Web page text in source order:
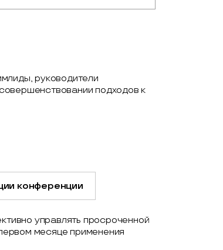
руководители
подходов к
конференции
управлять просроченной
месяце применения